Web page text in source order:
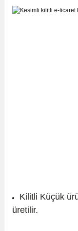
Kilitli Küçük
üretilir.